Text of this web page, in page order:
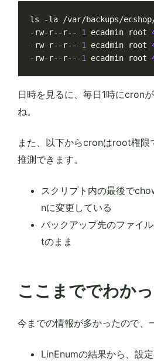
ls -la /var/backups/
-rw-r--r-- 1 ecadmin root
-rw-r--r-- 1 ecadmin root
-rw-r--r-- 1 ecadmin root
日時を見るに、毎日1時にcron
ね。
また、以下からcronはroot権限
推測できます。
スクリプト内の最後で
nに変更している
バックアップ先のファイ
tのまま
ここまででわか
今までの情報が多かったので、
LinEnumの結果から、設